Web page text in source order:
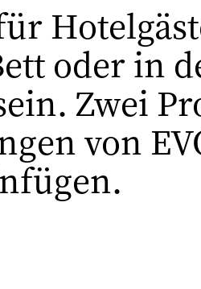
oder in
Zwei
von